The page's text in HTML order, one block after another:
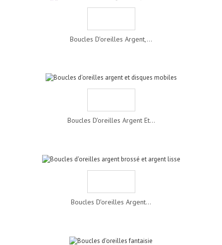
Boucles D'oreilles Argent,...
Boucles D'oreilles Argent Et...
Boucles D'oreilles Argent...